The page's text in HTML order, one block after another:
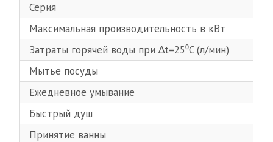
Серия
Максимальная производительность в кВт
Затраты горячей воды при ∆t=25⁰C (л/мин)
Мытье посуды
Ежедневное умывание
Быстрый душ
Принятие ванны